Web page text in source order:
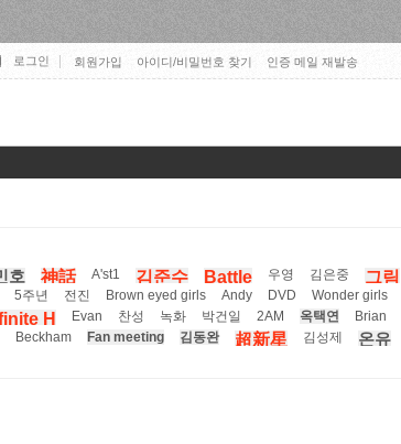
회원가입 아이디/비밀번호 찾기 인증 메일 재발송
호 神話 A'st1 김준수 Battle 우영 김은중 그림
5주년 전진 Brown eyed girls Andy DVD Wonder girls
H Evan 찬성 녹화 박건일 2AM 옥택연 Brian
Beckham Fan meeting 김동완 超新星 김성제 온유